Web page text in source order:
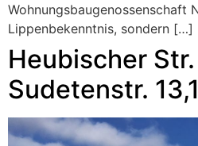
Wohnungsbaugenossenschaft
Lippenbekenntnis, sondern […]
Heubischer
Sudetenstr.